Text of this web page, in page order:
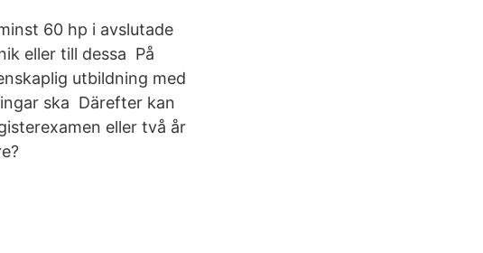
60 hp i avslutade
eller till dessa På
utbildning med
ska Därefter kan
eller två år